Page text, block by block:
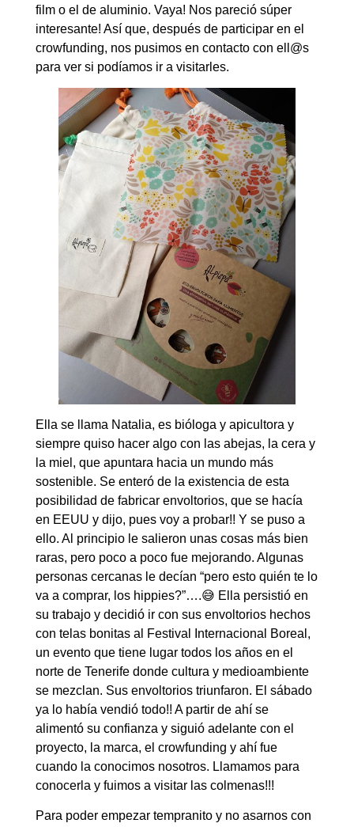
film o el de aluminio. Vaya! Nos pareció súper
interesante! Así que, después de participar en el
crowfunding, nos pusimos en contacto con ell@s
para ver si podíamos ir a visitarles.
Ella se llama Natalia, es bióloga y apicultora y
siempre quiso hacer algo con las abejas, la cera y
la miel, que apuntara hacia un mundo más
sostenible. Se enteró de la existencia de esta
posibilidad de fabricar envoltorios, que se hacía
en EEUU y dijo, pues voy a probar!! Y se puso a
ello. Al principio le salieron unas cosas más bien
raras, pero poco a poco fue mejorando. Algunas
personas cercanas le decían “pero esto quién te lo
va a comprar, los hippies?”….😅 Ella persistió en
su trabajo y decidió ir con sus envoltorios hechos
con telas bonitas al Festival Internacional Boreal,
un evento que tiene lugar todos los años en el
norte de Tenerife donde cultura y medioambiente
se mezclan. Sus envoltorios triunfaron. El sábado
ya lo había vendió todo!! A partir de ahí se
alimentó su confianza y siguió adelante con el
proyecto, la marca, el crowfunding y ahí fue
cuando la conocimos nosotros. Llamamos para
conocerla y fuimos a visitar las colmenas!!!
Para poder empezar tempranito y no asarnos con